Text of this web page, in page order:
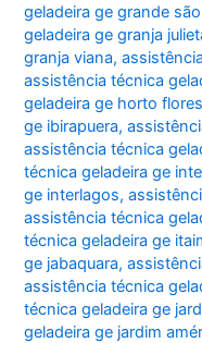
geladeira ge grande
geladeira ge granja
granja viana,
assistência técnica
geladeira ge horto
ge ibirapuera,
assistência técnica
técnica geladeira ge
ge interlagos,
assistência técnica
técnica geladeira ge
ge jabaquara,
assistência técnica
técnica geladeira ge
geladeira ge jardim